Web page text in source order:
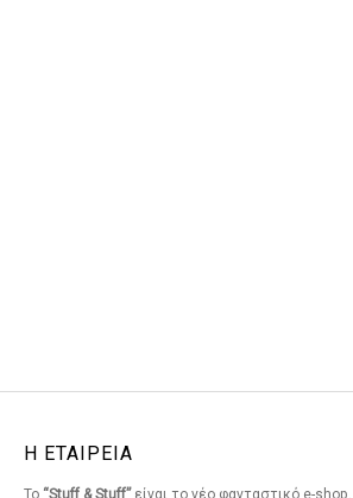
Η ΕΤΑΙΡΕΙΑ
Το “Stuff & Stuff”είναι το νέο φανταστικό e-